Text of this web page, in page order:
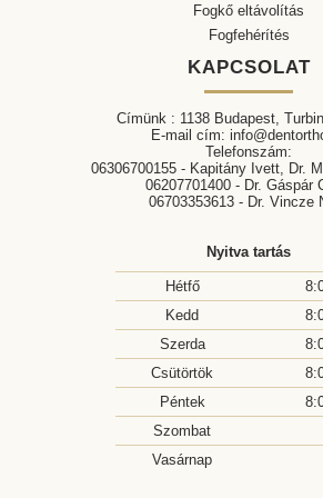
eltávolítását egy ultrahangos
Ez az eljárás elsősorban a nagyobb
eltávolítását célozza meg. Ezt
segítségével alaposan megtisztítjuk a
diffúz elszíneződésektől. A folyamat
egy gyengéd fogselymezés, illetve
következik majd, hogy fogai újra
kerüljenek. Minden kezelésünk egy
szokásainak tökéletesítése. Ennek
útmutatást kaphat annak érdekében,
leghatékonyabban tudja tisztán
fogkőeltávolítás Budapesten kezelést
végzi a fogkőeltávolítást budapesti
Dentortho-nál a fogkőeltávolítást
esetben dentálhigiénikus kollégáink
lehető legnagyobb szakértelemmel
fogkőeltávolítás Budapest
Fogkő eltávolítás
Fogfehérítés
KAPCSOLAT
Címünk : 1138 Budapest,
E-mail cím:
Telefonszám:
06306700155 - Kapitány Ivett, Dr.
06207701400- Dr. Gáspár
06703353613 - Dr. Vincze
Nyitva tartás
Hétfő
Kedd
Szerda
Csütörtök
Péntek
Szombat
Vasárnap